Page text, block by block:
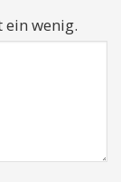
ein wenig.